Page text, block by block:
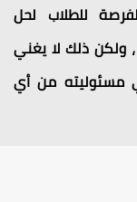
للطلاب لحل
ذلك لا يغني
من أي